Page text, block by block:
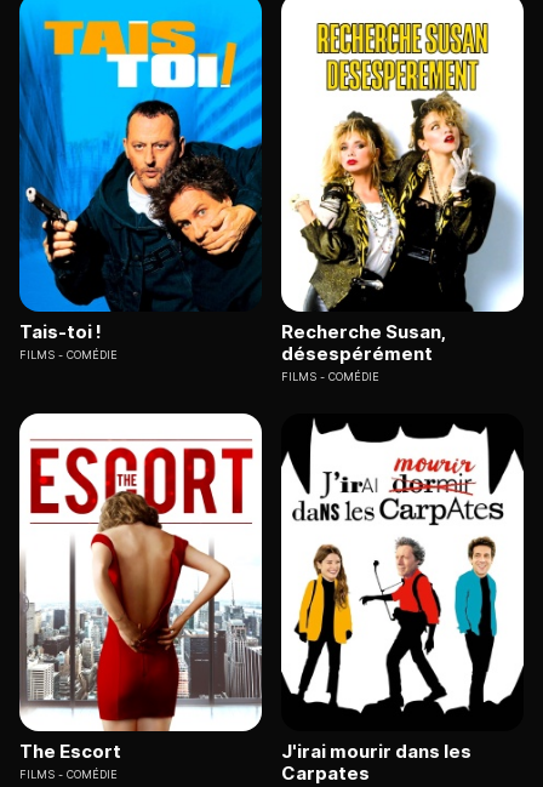
Tais-toi !
FILMS COMÉDIE
Recherche Susan,
désespérément
FILMS COMÉDIE
The Escort
FILMS COMÉDIE
J'irai mourir dans les
Carpates